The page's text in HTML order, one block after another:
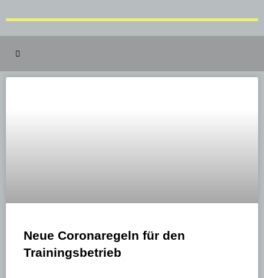
Neue Coronaregeln für den
Trainingsbetrieb